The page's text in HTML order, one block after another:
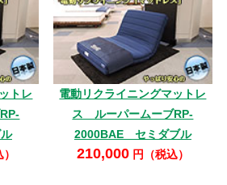
トレ
電動リクライニングマットレ
ス ルーパームーブRP-
2000BAE セミダブル
210,000円（税込）